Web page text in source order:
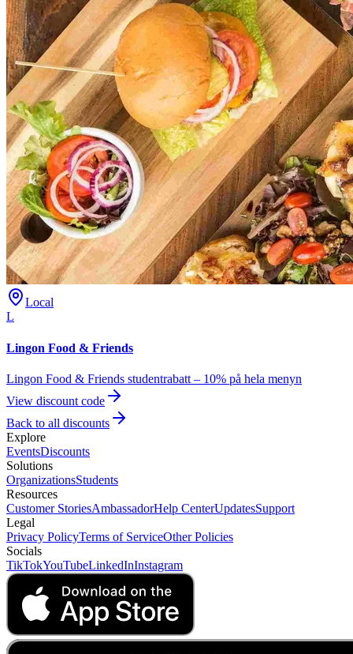
Local
L
Lingon Food & Friends
Lingon Food & Friends studentrabatt – 10% på hela menyn
View discount code
Back to all discounts
Explore
EventsDiscounts
Solutions
OrganizationsStudents
Resources
Customer StoriesAmbassadorHelp CenterUpdatesSupport
Legal
Privacy PolicyTerms of ServiceOther Policies
Socials
TikTokYouTubeLinkedInInstagram